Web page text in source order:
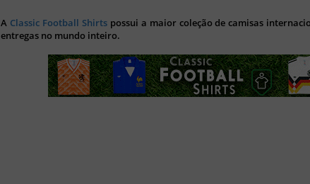
A Classic Football Shirts possui a maior coleção de camisas
entregas no mundo inteiro.